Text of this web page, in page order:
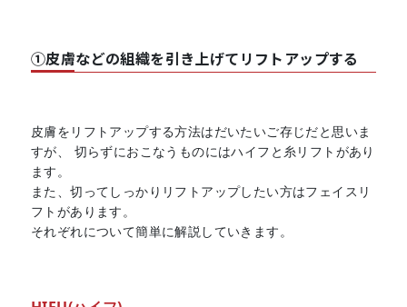
①皮膚などの組織を引き上げてリフトアップする
皮膚をリフトアップする方法はだいたいご存じだと思いま
すが、 切らずにおこなうものにはハイフと糸リフトがあり
ます。
また、切ってしっかりリフトアップしたい方はフェイスリ
フトがあります。
それぞれについて簡単に解説していきます。